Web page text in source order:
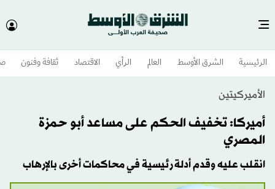
الرئيسية الشرق الأوسط​ العالم الرأي الاقتصاد ثقافة وفنون
الأميركيتين
أميركا: تخفيف الحكم على مساعد أبو حمزة
المصري
انقلب عليه وقدم أدلة رئيسية في محاكمات أخرى بالإرهاب